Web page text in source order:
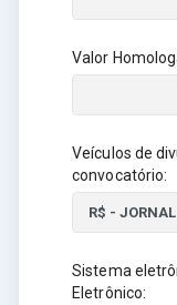
Valor
Veículos de
convocatório:
Sistema
Eletrônico: